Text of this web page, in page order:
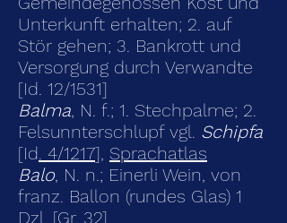
Unterkunft erhalten; 2. auf
Stör gehen; 3. Bankrott und
Versorgung durch Verwandte
[Id. 12/1531]
Balma, N. f.; 1. Stechpalme; 2.
Felsunnterschlupf vgl. Schipfa
[Id. 4/1217], Sprachatlas
Balo, N. n.; Einerli Wein, von
franz. Ballon (rundes Glas) 1
Dzl. [Gr. 32]